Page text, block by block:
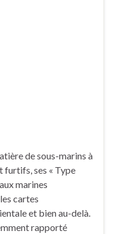
de sous-marins à
furtifs, ses « Type
marines
cartes
et bien au-delà.
rapporté